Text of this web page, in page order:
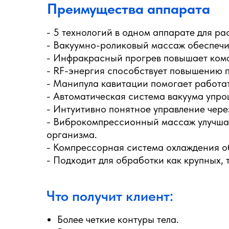
Преимущества аппарата
Более четкие контуры тела.
Что получит клиент:
- 5 технологий в одном аппарате для
- Вакуумно-роликовый массаж
- Инфракрасный прогрев повышает
- RF-энергия способствует повышению
- Манипула кавитации помогает
- Автоматическая система вакуума
- Интуитивно понятное управление
- Виброкомпрессионный массаж
организма.
- Компрессорная система охлаждения
- Подходит для обработки как крупных,